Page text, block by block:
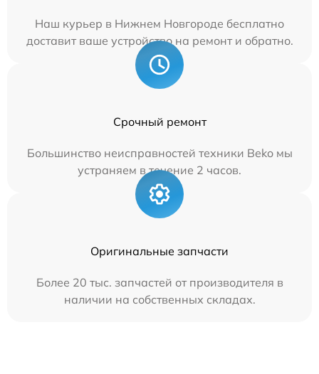
Наш курьер в Нижнем Новгороде бесплатно
доставит ваше устройство на ремонт и обратно.
Срочный ремонт
Большинство неисправностей техники Beko мы
устраняем в течение 2 часов.
Оригинальные запчасти
Более 20 тыс. запчастей от производителя в
наличии на собственных складах.